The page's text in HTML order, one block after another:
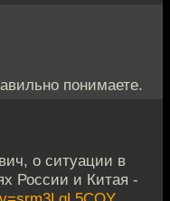
понимаете.
о ситуации в
России и Китая -